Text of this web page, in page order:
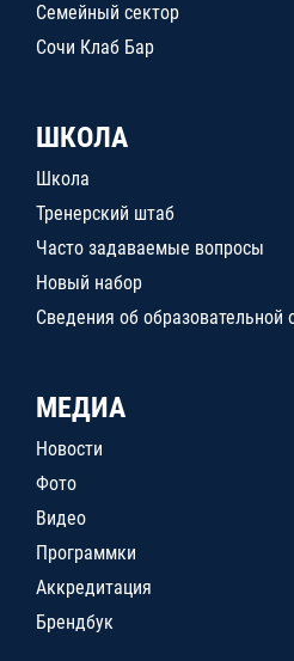
Семейный сектор
Сочи Клаб Бар
ШКОЛА
Школа
Тренерский штаб
Часто задаваемые вопросы
Новый набор
Сведения об образовательной
МЕДИА
Новости
Фото
Видео
Программки
Аккредитация
Брендбук